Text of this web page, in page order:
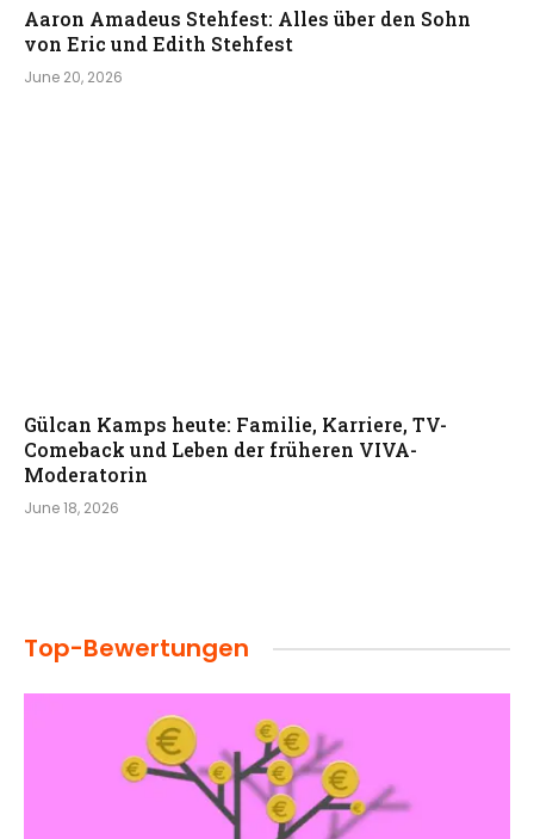
Aaron Amadeus Stehfest: Alles über den Sohn
von Eric und Edith Stehfest
June 20, 2026
Gülcan Kamps heute: Familie, Karriere, TV-
Comeback und Leben der früheren VIVA-
Moderatorin
June 18, 2026
Top-Bewertungen